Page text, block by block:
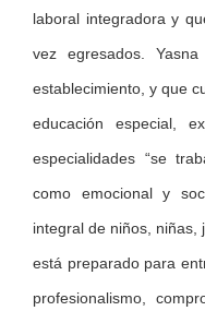
laboral integradora y
vez egresados.
establecimiento, y que
educación especial,
especialidades “se
como emocional y
integral de niños, niñas,
está preparado para
profesionalismo,